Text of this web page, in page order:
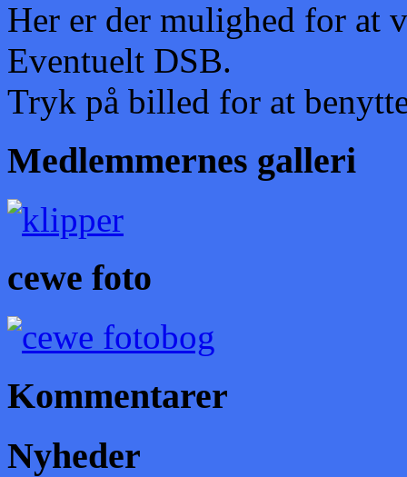
Her er der mulighed for at
Eventuelt DSB.
Tryk på billed for at
Medlemmernes galleri
cewe foto
Kommentarer
Nyheder